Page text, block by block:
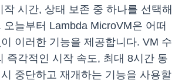
작 시간, 상태 보존 중 하나를 선택해
오늘부터 Lambda MicroVM은 어떠
이러한 기능을 제공합니다. VM 수
즉각적인 시작 속도, 최대 8시간 동
중단하고 재개하는 기능을 사용할